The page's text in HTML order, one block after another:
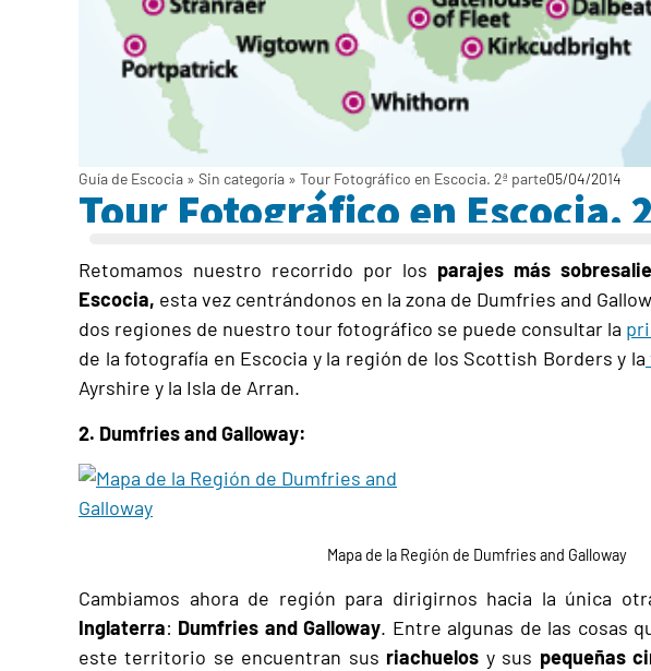
Guía de Escocia » Sin categoría » Tour Fotográfico en Escocia. 2ª parte05/04/2014
Tour Fotográfico en Escocia.
Retomamos nuestro recorrido por los parajes más
Escocia, esta vez centrándonos en la zona de Dumfries and
dos regiones de nuestro tour fotográfico se puede consultar la
de la fotografía en Escocia y la región de los Scottish Borders y la
Ayrshire y la Isla de Arran.
2. Dumfries and Galloway:
Mapa de la Región de Dumfries and Galloway
Cambiamos ahora de región para dirigirnos hacia la única
Inglaterra: Dumfries and Galloway. Entre algunas de las cosas
este territorio se encuentran sus riachuelos y sus pequeñas